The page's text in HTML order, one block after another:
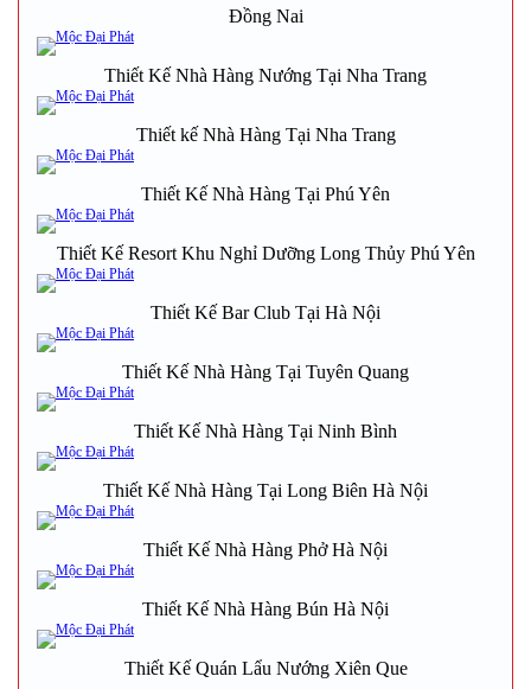
Đồng Nai
Thiết Kế Nhà Hàng Nướng Tại Nha Trang
Thiết kế Nhà Hàng Tại Nha Trang
Thiết Kế Nhà Hàng Tại Phú Yên
Thiết Kế Resort Khu Nghỉ Dưỡng Long Thủy Phú Yên
Thiết Kế Bar Club Tại Hà Nội
Thiết Kế Nhà Hàng Tại Tuyên Quang
Thiết Kế Nhà Hàng Tại Ninh Bình
Thiết Kế Nhà Hàng Tại Long Biên Hà Nội
Thiết Kế Nhà Hàng Phở Hà Nội
Thiết Kế Nhà Hàng Bún Hà Nội
Thiết Kế Quán Lẩu Nướng Xiên Que